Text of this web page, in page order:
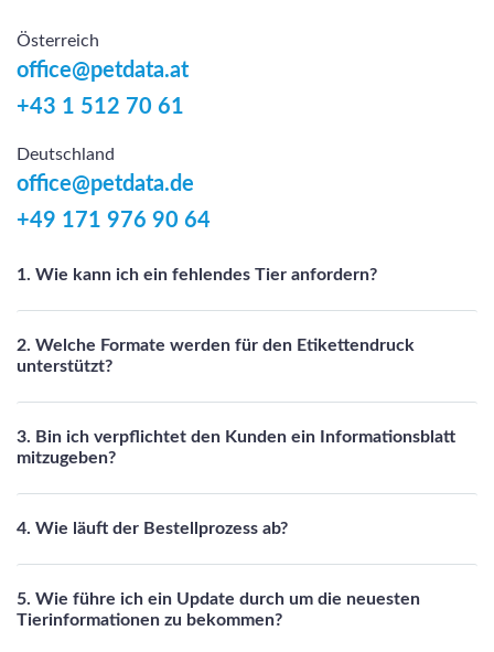
Österreich
office@petdata.at
+43 1 512 70 61
Deutschland
office@petdata.de
+49 171 976 90 64
1. Wie kann ich ein fehlendes Tier anfordern?
2. Welche Formate werden für den Etikettendruck
unterstützt?
3. Bin ich verpflichtet den Kunden ein Informationsblatt
mitzugeben?
4. Wie läuft der Bestellprozess ab?
5. Wie führe ich ein Update durch um die neuesten
Tierinformationen zu bekommen?